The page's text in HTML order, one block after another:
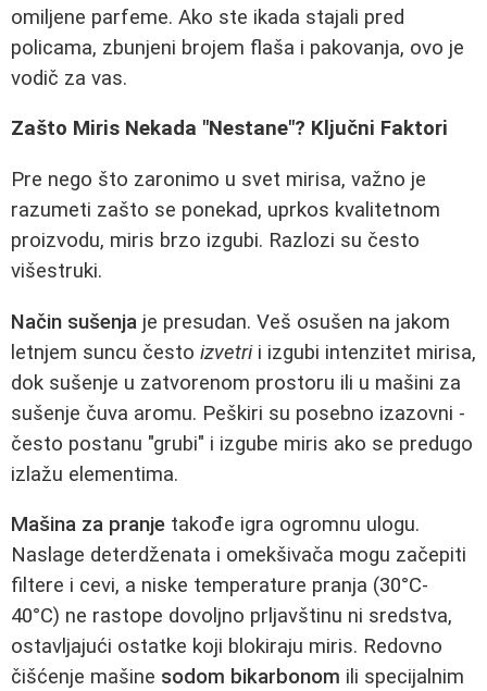
omiljene parfeme. Ako ste ikada stajali pred
policama, zbunjeni brojem flaša i pakovanja, ovo je
vodič za vas.
Zašto Miris Nekada "Nestane"? Ključni Faktori
Pre nego što zaronimo u svet mirisa, važno je
razumeti zašto se ponekad, uprkos kvalitetnom
proizvodu, miris brzo izgubi. Razlozi su često
višestruki.
Način sušenja je presudan. Veš osušen na jakom
letnjem suncu često izvetrii izgubi intenzitet mirisa,
dok sušenje u zatvorenom prostoru ili u mašini za
sušenje čuva aromu. Peškiri su posebno izazovni -
često postanu "grubi" i izgube miris ako se predugo
izlažu elementima.
Mašina za pranje takođe igra ogromnu ulogu.
Naslage deterdženata i omekšivača mogu začepiti
filtere i cevi, a niske temperature pranja (30°C-
40°C) ne rastope dovoljno prljavštinu ni sredstva,
ostavljajući ostatke koji blokiraju miris. Redovno
čišćenje mašine sodom bikarbonom ili specijalnim